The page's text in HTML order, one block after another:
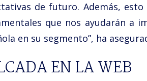
de futuro. Además,
que nos ayudarán a
en su segmento”, ha
EN LA WEB